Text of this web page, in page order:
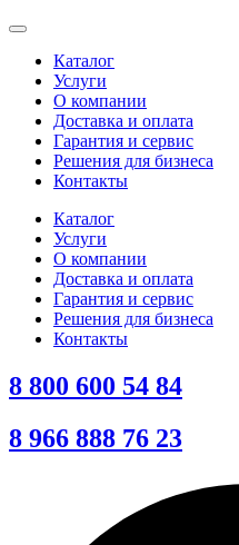
Каталог
Услуги
О компании
Доставка и оплата
Гарантия и сервис
Решения для бизнеса
Контакты
Каталог
Услуги
О компании
Доставка и оплата
Гарантия и сервис
Решения для бизнеса
Контакты
8 800 600 54 84
8 966 888 76 23